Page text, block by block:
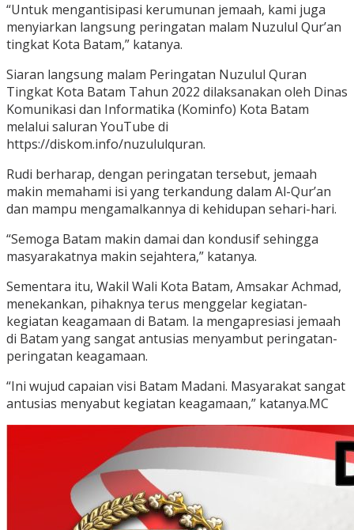
“Untuk mengantisipasi kerumunan jemaah, kami juga
menyiarkan langsung peringatan malam Nuzulul Qur’an
tingkat Kota Batam,” katanya.
Siaran langsung malam Peringatan Nuzulul Quran
Tingkat Kota Batam Tahun 2022 dilaksanakan oleh Dinas
Komunikasi dan Informatika (Kominfo) Kota Batam
melalui saluran YouTube di
https://diskom.info/nuzululquran.
Rudi berharap, dengan peringatan tersebut, jemaah
makin memahami isi yang terkandung dalam Al-Qur’an
dan mampu mengamalkannya di kehidupan sehari-hari.
“Semoga Batam makin damai dan kondusif sehingga
masyarakatnya makin sejahtera,” katanya.
Sementara itu, Wakil Wali Kota Batam, Amsakar Achmad,
menekankan, pihaknya terus menggelar kegiatan-
kegiatan keagamaan di Batam. Ia mengapresiasi jemaah
di Batam yang sangat antusias menyambut peringatan-
peringatan keagamaan.
“Ini wujud capaian visi Batam Madani. Masyarakat sangat
antusias menyabut kegiatan keagamaan,” katanya.MC